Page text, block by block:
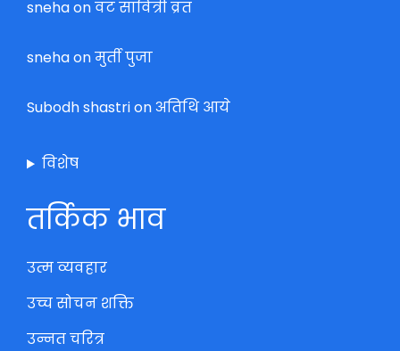
snehaonवट सावित्री व्रत
snehaonमुर्ती पुजा
Subodh shastrionअतिथि आये
विशेष
तर्किक भाव
उत्म व्यवहार
उच्च सोचन शक्ति
उन्नत चरित्र